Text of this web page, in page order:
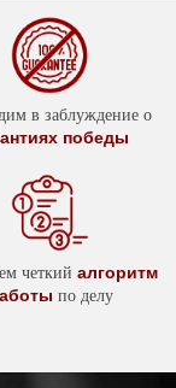
в заблуждение о
победы
четкий алгоритм
по делу